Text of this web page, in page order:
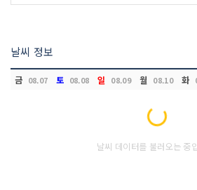
날씨 정보
금 08.07 토 08.08 일 08.09 월 08.10 화
Loading...
날씨 데이터를 불러오는 중